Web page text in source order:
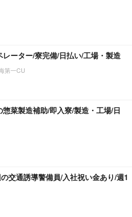
ーター/寮完備/日払い/工場・製造
第一CU
惣菜製造補助/即入寮/製造・工場/日
交通誘導警備員/入社祝い金あり/週1